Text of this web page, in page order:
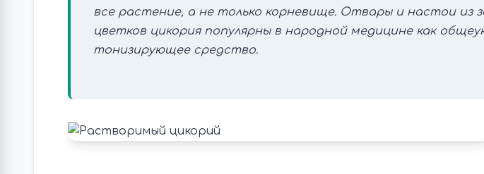
все растение, а не только корневище. Отвары и настои из
цветков цикория популярны в народной медицине как
тонизирующее средство.